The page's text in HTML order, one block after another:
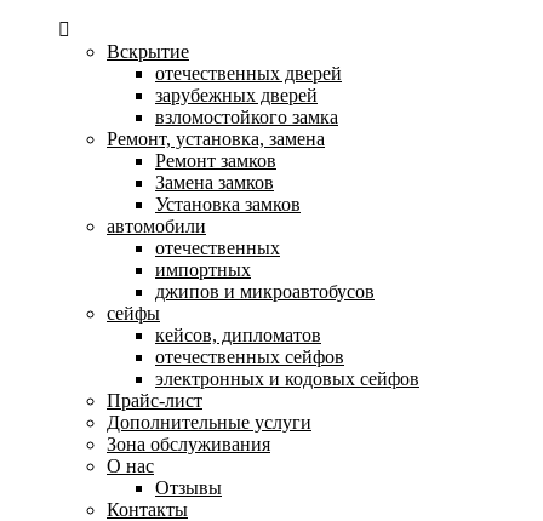
Вскрытие
отечественных дверей
зарубежных дверей
взломостойкого замка
Ремонт, установка, замена
Ремонт замков
Замена замков
Установка замков
автомобили
отечественных
импортных
джипов и микроавтобусов
сейфы
кейсов, дипломатов
отечественных сейфов
электронных и кодовых сейфов
Прайс-лист
Дополнительные услуги
Зона обслуживания
О нас
Отзывы
Контакты